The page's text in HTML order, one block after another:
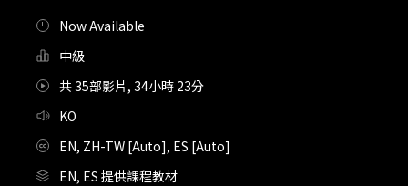
Now Available
中級
共 35部影片, 34小時 23分
KO
EN, ZH-TW [Auto], ES [Auto]
EN, ES 提供課程教材